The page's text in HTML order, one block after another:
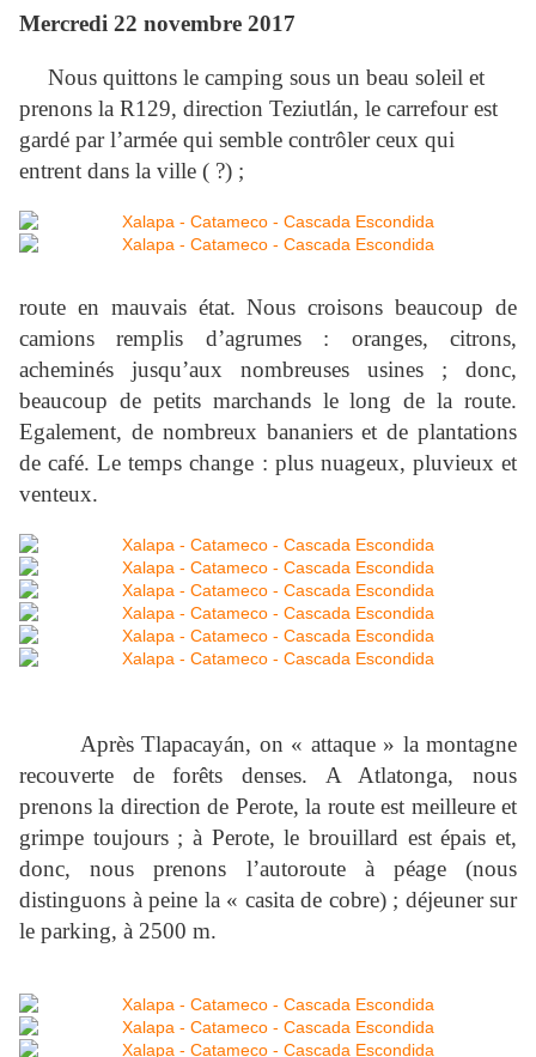
Mercredi 22 novembre 2017
Nous quittons le camping sous un beau soleil et
prenons la R129, direction Teziutlán, le carrefour est
gardé par l’armée qui semble contrôler ceux qui
entrent dans la ville ( ?) ;
route en mauvais état. Nous croisons beaucoup de
camions remplis d’agrumes : oranges, citrons,
acheminés jusqu’aux nombreuses usines ; donc,
beaucoup de petits marchands le long de la route.
Egalement, de nombreux bananiers et de plantations
de café. Le temps change : plus nuageux, pluvieux et
venteux.
Après Tlapacayán, on « attaque » la montagne
recouverte de forêts denses. A Atlatonga, nous
prenons la direction de Perote, la route est meilleure et
grimpe toujours ; à Perote, le brouillard est épais et,
donc, nous prenons l’autoroute à péage (nous
distinguons à peine la « casita de cobre) ; déjeuner sur
le parking, à 2500 m.